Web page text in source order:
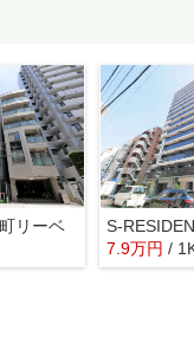
リーベ
7.9万円 /